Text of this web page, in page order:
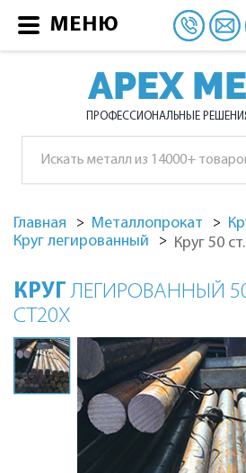
APEX
ПРОФЕССИОНАЛЬНЫЕ
Главная Металлопрокат
Круг легированный
Круг 50
КРУГЛЕГИРОВАННЫЙ
СТ20Х
МЕНЮ